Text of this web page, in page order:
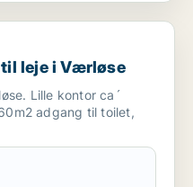
leje i Værløse
ca´
adgang til toilet,